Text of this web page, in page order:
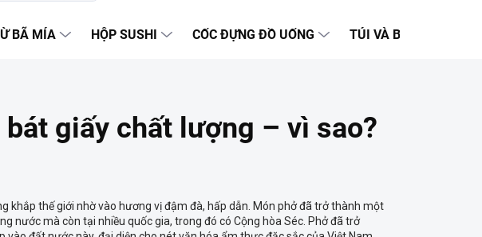
BÃ MÍA HỘP SUSHI CỐC ĐỰNG ĐỒ UỐNG TÚI VÀ BAO BÌ
bát giấy chất lượng – vì sao?
khắp thế giới nhờ vào hương vị đậm đà, hấp dẫn. Món phở đã trở thành một
nước mà còn tại nhiều quốc gia, trong đó có Cộng hòa Séc. Phở đã trở